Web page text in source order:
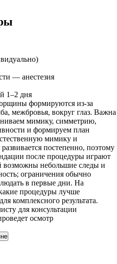
— анестезия
1–2 дня
формируются из-за
межбровья, вокруг глаз. Важна
мимику, симметрию,
и формируем план
мимику и
постепенно, поэтому
после процедуры играют
небольшие следы и
ограничения обычно
в первые дни. На
процедуры лучше
комплексного результата.
для консультации
осмотр